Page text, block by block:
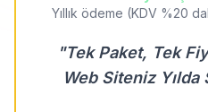
Yıllık ödeme (KDV %20
"Tek Paket, Tek
Web Siteniz